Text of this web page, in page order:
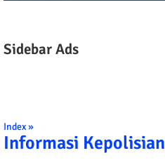
Sidebar Ads
Index »
Informasi Kepolisian